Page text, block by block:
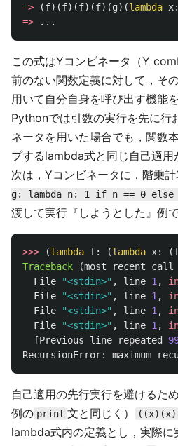
=>
(f)(f)(f)(f)(g)(lambda x:
=>
...
この式はYコンビネータ（Y
前のない関数定義に対して，そ
用いて自分自身を呼び出す機能
Pythonでは引数の実行を先に行
ネータを用いた場合でも，関数
プするlambda式と同じ自己適用
次は，Yコンビネータに，階乗
g: lambda n: 1 if n == 0
渡して実行『しようとした』例
>>> (lambda f: (lambda x: (
Traceback
(most recent call
File
"<stdin>" , line 1 ,
File
"<stdin>" , line 1 ,
File
"<stdin>" , line 1 ,
File
"<stdin>" , line 1 ,
[Previous line repeated
RecursionError: maximum
自己適用の先行実行を避けるた
例の print 文と同じく）
lambda式内の定義とし，実際に